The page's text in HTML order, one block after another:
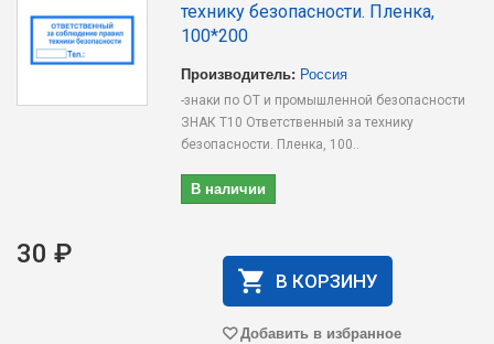
технику безопасности. Пленка,
100*200
Производитель: Россия
-знаки по ОТ и промышленной безопасности
ЗНАК T10 Ответственный за технику
безопасности. Пленка, 100..
В наличии
30 ₽
В КОРЗИНУ
Добавить в избранное